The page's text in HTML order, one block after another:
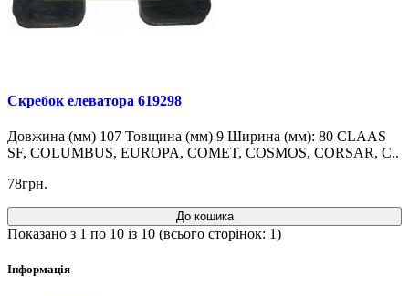
Скребок елеватора 619298
Довжина (мм) 107 Товщина (мм) 9 Ширина (мм): 80 CLAAS
SF, COLUMBUS, EUROPA, COMET, COSMOS, CORSAR, C..
78грн.
До кошика
Показано з 1 по 10 із 10 (всього сторінок: 1)
Інформація